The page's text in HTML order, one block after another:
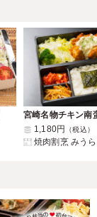
宮崎名物チキン南
1,180円
（税込）
焼肉割烹 みうら